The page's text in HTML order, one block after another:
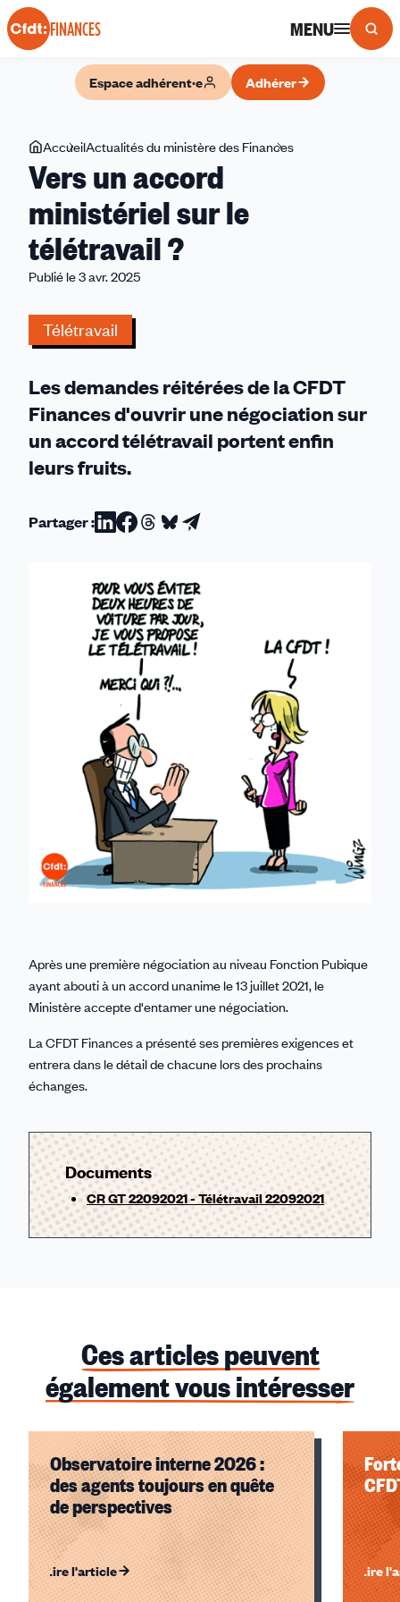
Panneau de gestion des cookies
FINANCES MENU
Espace adhérent·e Adhérer
Vous
êtes
ici
AccueilActualités du ministère des Finances
Vers un accord
ministériel sur le
télétravail ?
Publié le 3 avr. 2025
Télétravail
Les demandes réitérées de la CFDT
Finances d'ouvrir une négociation sur
un accord télétravail portent enfin
leurs fruits.
Partager :Partager
Linkedin
Partager
Facebook
Partager
Threads
Partager
Bluesky
Partager
email
Après une première négociation au niveau Fonction Pubique
ayant abouti à un accord unanime le 13 juillet 2021, le
Ministère accepte d'entamer une négociation.
La CFDT Finances a présenté ses premières exigences et
entrera dans le détail de chacune lors des prochains
échanges.
Documents
CR GT 22092021 - Télétravail 22092021
Ces articles peuvent
également vous intéresser
Observatoire interne 2026 :
des agents toujours en quête
de perspectives
Lire l'article Lire